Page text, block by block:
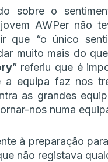
sobre o
AWPer não
que “o único
muito mais do
” referiu que é
a equipa faz nos
as grandes
nos numa
à preparação
não registava